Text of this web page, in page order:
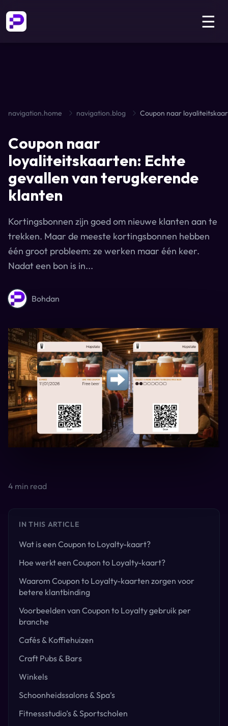
☰
navigation.home navigation.blog
Coupon naar
loyaliteitskaarten: Echte
gevallen van terugkerende
klanten
Kortingsbonnen zijn goed om nieuwe klanten aan te
trekken. Maar de meeste kortingsbonnen hebben
één groot probleem: ze werken maar één keer.
Nadat een bon is in...
Bohdan
4 min read
IN THIS ARTICLE
Wat is een Coupon to Loyalty-kaart?
Hoe werkt een Coupon to Loyalty-kaart?
Waarom Coupon to Loyalty-kaarten zorgen voor
betere klantbinding
Voorbeelden van Coupon to Loyalty gebruik per
branche
Cafés & Koffiehuizen
Craft Pubs & Bars
Winkels
Schoonheidssalons & Spa’s
Fitnessstudio’s & Sportscholen